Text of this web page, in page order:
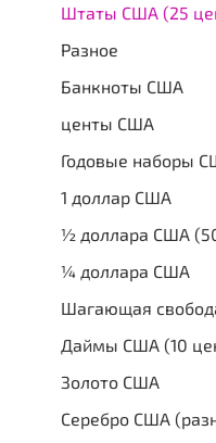
Штаты США (25
Разное
Банкноты США
центы США
Годовые наборы
1 доллар США
½ доллара США
¼ доллара США
Шагающая
Даймы США (10
Золото США
Серебро США